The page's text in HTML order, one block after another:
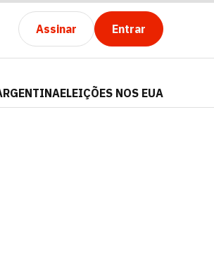
Assinar Entrar
ELEIÇÕES NOS EUA